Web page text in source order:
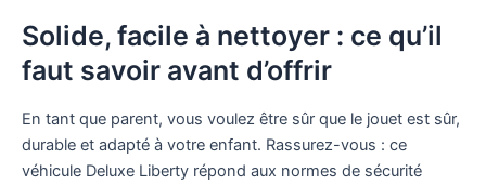
Solide, facile à nettoyer : ce qu’il
faut savoir avant d’offrir
En tant que parent, vous voulez être sûr que le jouet est sûr,
durable et adapté à votre enfant. Rassurez-vous : ce
véhicule Deluxe Liberty répond aux normes de sécurité